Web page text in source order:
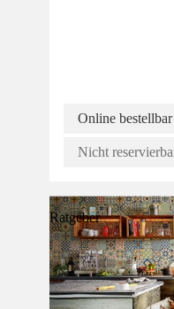
Online bestellbar
Nicht
Ratgeber